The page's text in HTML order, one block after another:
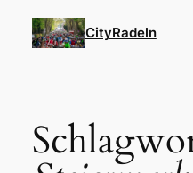
Inhalt
CityRadeln